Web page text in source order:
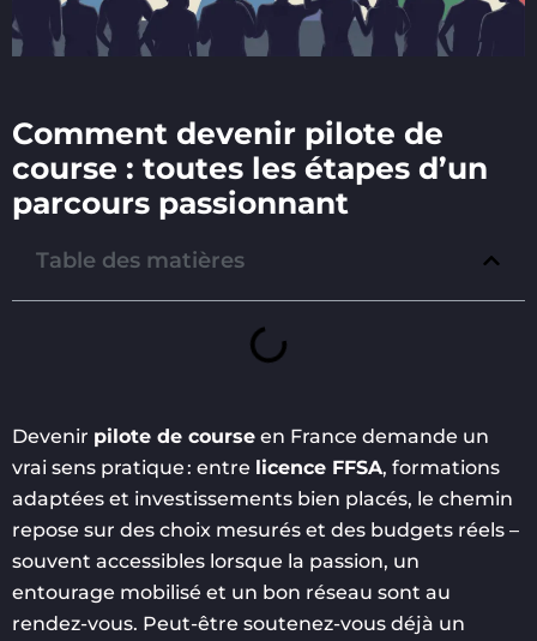
Comment devenir pilote de
course : toutes les étapes d’un
parcours passionnant
Table des matières
Devenir pilote de course en France demande un
vrai sens pratique : entre licence FFSA, formations
adaptées et investissements bien placés, le chemin
repose sur des choix mesurés et des budgets réels –
souvent accessibles lorsque la passion, un
entourage mobilisé et un bon réseau sont au
rendez-vous. Peut-être soutenez-vous déjà un